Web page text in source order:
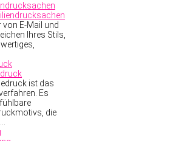
von E-Mail und
Ihres Stils,
ist das
Es
die